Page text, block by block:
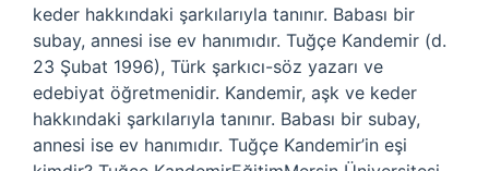
keder hakkındaki şarkılarıyla tanınır. Babası bir
subay, annesi ise ev hanımıdır. Tuğçe Kandemir (d.
23 Şubat 1996), Türk şarkıcı-söz yazarı ve
edebiyat öğretmenidir. Kandemir, aşk ve keder
hakkındaki şarkılarıyla tanınır. Babası bir subay,
annesi ise ev hanımıdır. Tuğçe Kandemir’in eşi